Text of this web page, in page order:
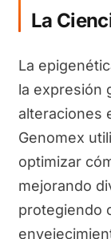
La
La
la expresión
alteraciones
Genomex
optimizar
mejorando
protegiendo